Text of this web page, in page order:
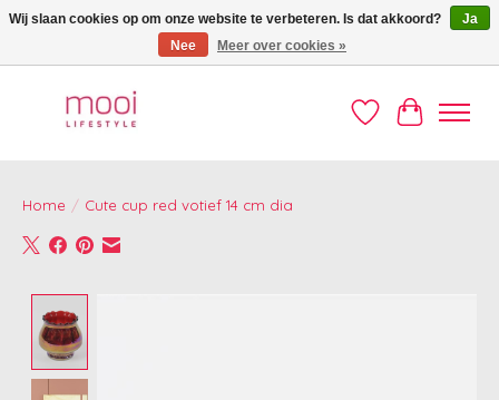
Welkom op de Mooi webshop!
Verlanglijst
Home / Cute cup red votief 14 cm dia
Wij slaan cookies op om onze website te verbeteren. Is dat akkoord?
Ja
Nee
Meer over cookies »